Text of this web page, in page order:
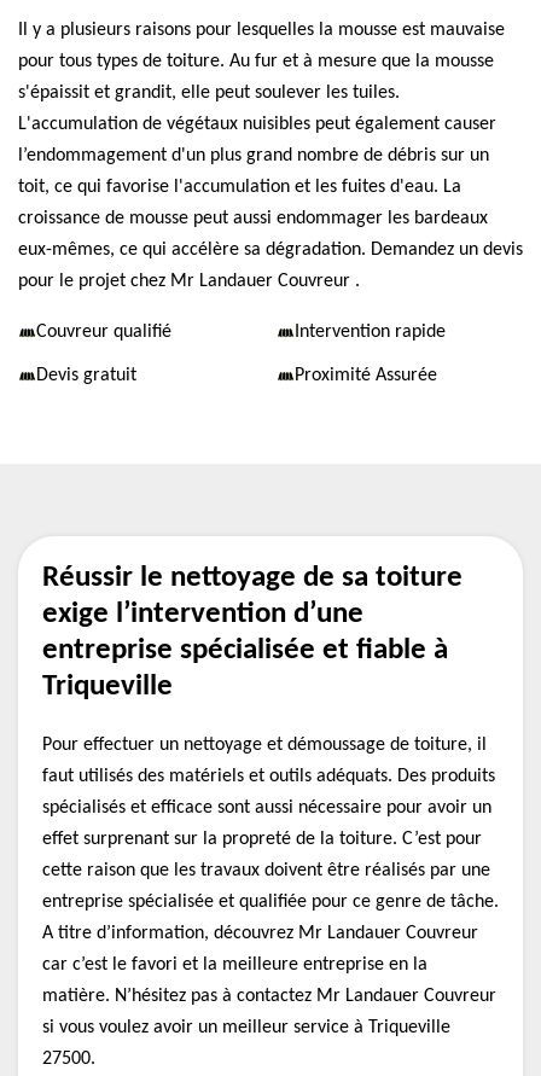
Il y a plusieurs raisons pour lesquelles la mousse est mauvaise
pour tous types de toiture. Au fur et à mesure que la mousse
s'épaissit et grandit, elle peut soulever les tuiles.
L'accumulation de végétaux nuisibles peut également causer
l’endommagement d'un plus grand nombre de débris sur un
toit, ce qui favorise l'accumulation et les fuites d'eau. La
croissance de mousse peut aussi endommager les bardeaux
eux-mêmes, ce qui accélère sa dégradation. Demandez un devis
pour le projet chez Mr Landauer Couvreur .
Couvreur qualifié Intervention rapide
Devis gratuit Proximité Assurée
Réussir le nettoyage de sa toiture
exige l’intervention d’une
entreprise spécialisée et fiable à
Triqueville
Pour effectuer un nettoyage et démoussage de toiture, il
faut utilisés des matériels et outils adéquats. Des produits
spécialisés et efficace sont aussi nécessaire pour avoir un
effet surprenant sur la propreté de la toiture. C’est pour
cette raison que les travaux doivent être réalisés par une
entreprise spécialisée et qualifiée pour ce genre de tâche.
A titre d’information, découvrez Mr Landauer Couvreur
car c’est le favori et la meilleure entreprise en la
matière. N’hésitez pas à contactez Mr Landauer Couvreur
si vous voulez avoir un meilleur service à Triqueville
27500.